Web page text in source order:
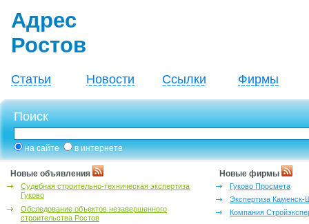
Адрес
Ростов
Статьи Новости Ссылки Фирмы
Поиск
на сайте в интернете
Новые объявления
Судебная строительно-техническая экспертиза
Гуково
Обследование объектов незавершенного
строительства Ростов
Новые фирмы
Гуково Просмета
Экспертиза Каменск-
Компания